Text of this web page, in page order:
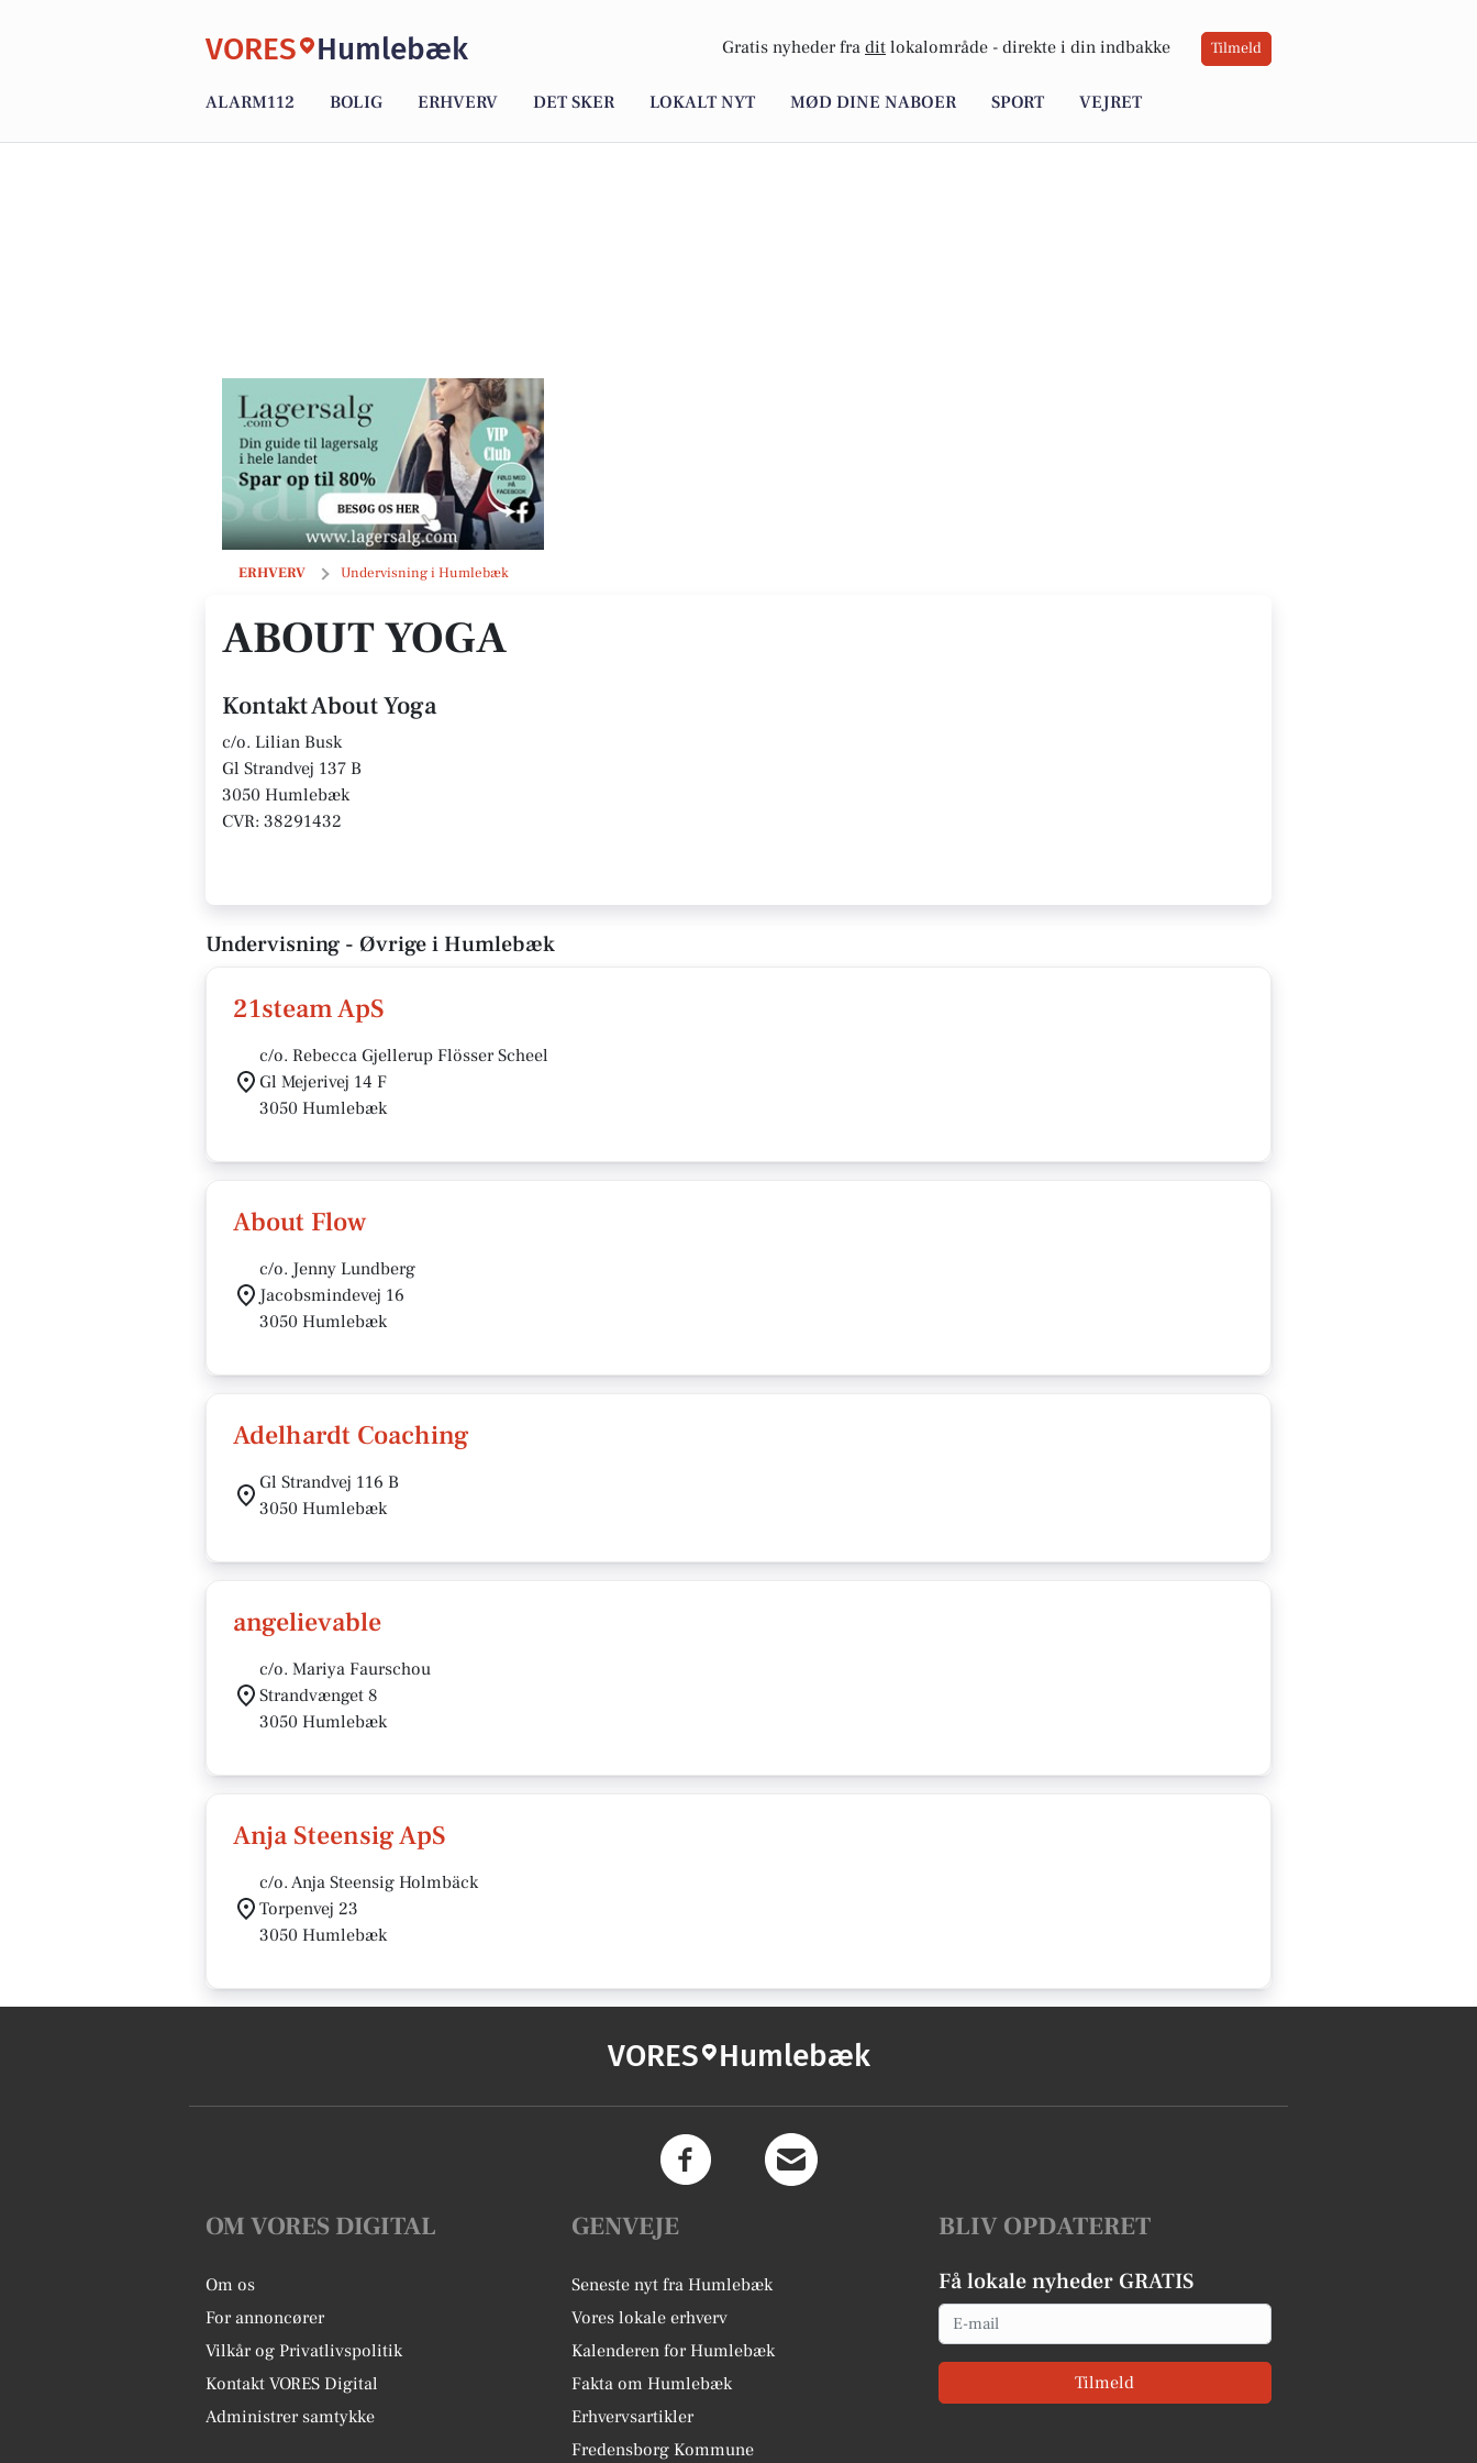
VORES Humlebæk Gratis nyheder fra dit lokalområde - direkte i din indbakke Tilmeld
ALARM112 BOLIG ERHVERV DET SKER LOKALT NYT MØD DINE NABOER SPORT VEJRET
ERHVERV Undervisning i Humlebæk
About Yoga
ABOUT YOGA
Kontakt About Yoga
c/o. Lilian Busk
Gl Strandvej 137 B
3050 Humlebæk
CVR: 38291432
Undervisning - Øvrige i Humlebæk
21steam ApS
c/o. Rebecca Gjellerup Flösser Scheel
Gl Mejerivej 14 F
3050 Humlebæk
About Flow
c/o. Jenny Lundberg
Jacobsmindevej 16
3050 Humlebæk
Adelhardt Coaching
Gl Strandvej 116 B
3050 Humlebæk
angelievable
c/o. Mariya Faurschou
Strandvænget 8
3050 Humlebæk
Anja Steensig ApS
c/o. Anja Steensig Holmbäck
Torpenvej 23
3050 Humlebæk
VORES Humlebæk
OM VORES DIGITAL
Om os
For annoncører
Vilkår og Privatlivspolitik
Kontakt VORES Digital
Administrer samtykke
GENVEJE
Seneste nyt fra Humlebæk
Vores lokale erhverv
Kalenderen for Humlebæk
Fakta om Humlebæk
Erhvervsartikler
Fredensborg Kommune
BLIV OPDATERET
Få lokale nyheder GRATIS
Email
Tilmeld